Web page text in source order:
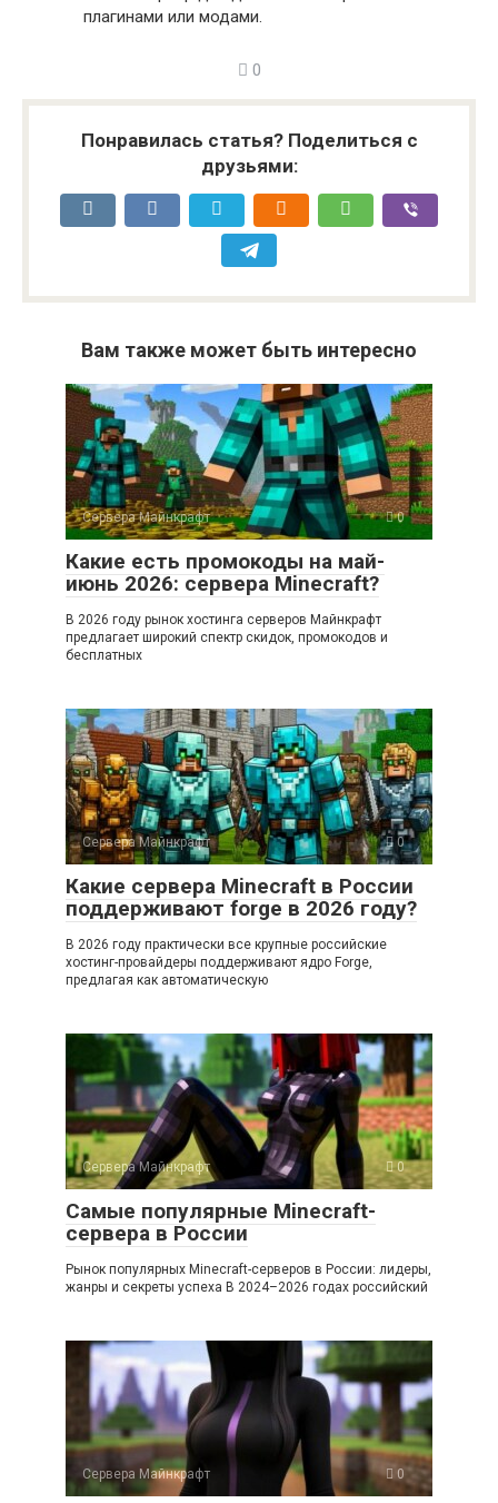
плагинами или модами.
0
Понравилась статья? Поделиться с
друзьями:
Вам также может быть интересно
Сервера Майнкрафт 0
Какие есть промокоды на май-
июнь 2026: сервера Minecraft?
В 2026 году рынок хостинга серверов Майнкрафт
предлагает широкий спектр скидок, промокодов и
бесплатных
Сервера Майнкрафт 0
Какие сервера Minecraft в России
поддерживают forge в 2026 году?
В 2026 году практически все крупные российские
хостинг-провайдеры поддерживают ядро Forge,
предлагая как автоматическую
Сервера Майнкрафт 0
Самые популярные Minecraft-
сервера в России
Рынок популярных Minecraft-серверов в России: лидеры,
жанры и секреты успеха В 2024–2026 годах российский
Сервера Майнкрафт 0